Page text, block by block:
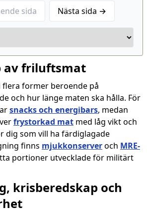
sida Nästa sida →
av friluftsmat
flera former beroende på
och hur länge maten ska hålla. För
snacks och energibars, medan
frystorkad mat med låg vikt och
dig som vill ha färdiglagade
finns mjukkonserveroch MRE-
portioner utvecklade för militärt
krisberedskap och